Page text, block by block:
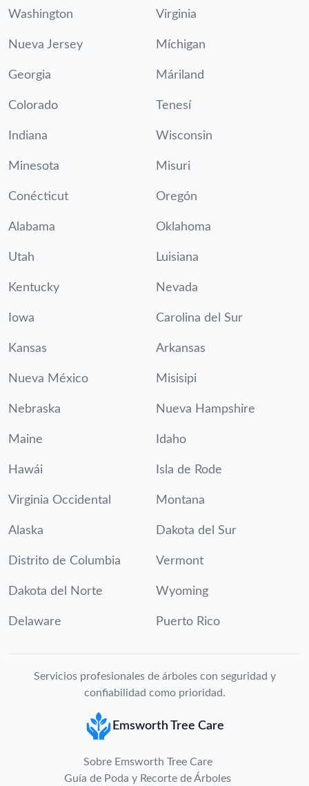
Washington Virginia
Nueva Jersey Míchigan
Georgia Máriland
Colorado Tenesí
Indiana Wisconsin
Minesota Misuri
Conécticut Oregón
Alabama Oklahoma
Utah Luisiana
Kentucky Nevada
Iowa Carolina del Sur
Kansas Arkansas
Nueva México Misisipi
Nebraska Nueva Hampshire
Maine Idaho
Hawái Isla de Rode
Virginia Occidental Montana
Alaska Dakota del Sur
Distrito de Columbia Vermont
Dakota del Norte Wyoming
Delaware Puerto Rico
Servicios profesionales de árboles con seguridad y
confiabilidad como prioridad.
Emsworth Tree Care
Sobre Emsworth Tree Care
Guía de Poda y Recorte de Árboles